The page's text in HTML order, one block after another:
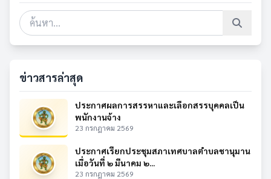
ข่าวสารล่าสุด
ประกาศผลการสรรหาและเลือกสรรบุคคลเป็น
พนักงานจ้าง
23 กรกฎาคม 2569
ประกาศเรียกประชุมสภาเทศบาลตำบลชานุมาน
เมื่อวันที่ ๒ มีนาคม ๒...
23 กรกฎาคม 2569